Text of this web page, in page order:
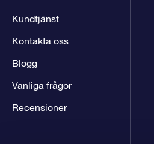
Kundtjänst
Kontakta oss
Blogg
Vanliga frågor
Recensioner